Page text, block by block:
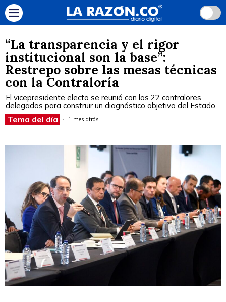
“La transparencia y el rigor
institucional son la base”:
Restrepo sobre las mesas técnicas
con la Contraloría
El vicepresidente electo se reunió con los 22 contralores
delegados para construir un diagnóstico objetivo del Estado.
Tema del día 1 mes atrás